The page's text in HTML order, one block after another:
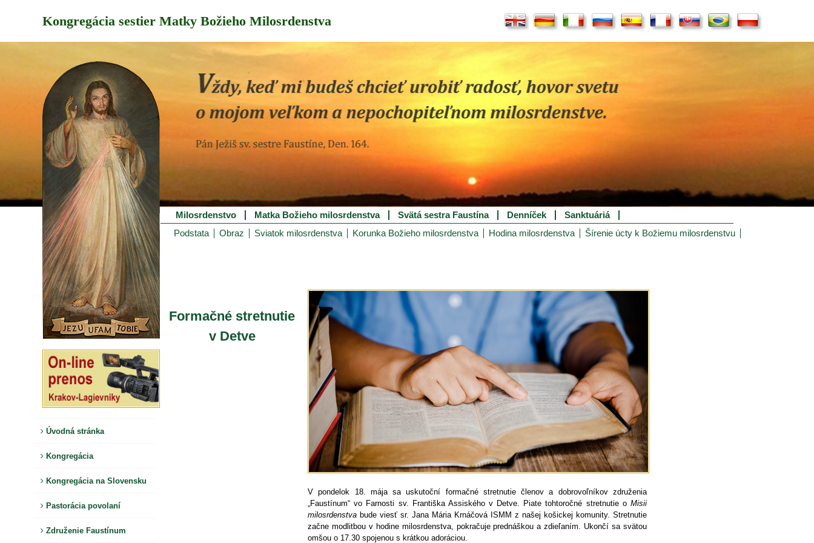
Kongregácia sestier Matky Božieho Milosrdenstva
Úvodná stránka
Kongregácia
Kongregácia na Slovensku
Pastorácia povolaní
Združenie Faustínum
Milosrdenstvo Matka Božieho milosrdenstva Svätá sestra Faustína Denníček
Sanktuáriá
Podstata
Obraz Sviatok milosrdenstva Korunka Božieho milosrdenstva Hodina milosrdenstva Šírenie úcty k Božiemu milosrdenstvu
Formačné stretnutie
v Detve
V pondelok 18. mája sa uskutoční formačné stretnutie členov a dobrovoľníkov združenia
„Faustínum“ vo Farnosti sv. Františka Assiského v Detve. Piate tohtoročné stretnutie o Misii
milosrdenstva bude viesť sr. Jana Mária Krnáčová ISMM z našej košickej komunity. Stretnutie
začne modlitbou v hodine milosrdenstva, pokračuje prednáškou a zdieľaním. Ukončí sa svätou
omšou o 17.30 spojenou s krátkou adoráciou.